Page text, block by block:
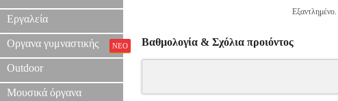
Εργαλεία
Οργανα γυμναστικής ΝΕΟ
Outdoor
Μουσικά όργανα
Εξαντλημένο.
Βαθμολογία & Σχόλια προιόντος